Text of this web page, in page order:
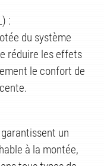
:
du système
réduire les effets
le confort de
garantissent un
à la montée,